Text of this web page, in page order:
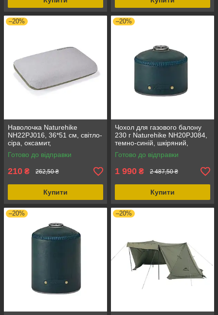
–20%
Наволочка Naturehike
NH22PJ016, 36*51 см, світло-
сіра, оксамит,
антибактеріальна обробка,
для надувної подушки
Готово до відправки
210 ₴ 262,50 ₴
Купити
–20%
Чохол для газового балону
230 г Naturehike NH20PJ084,
темно-синій, шкіряний,
надійний захист, розмір
11,5х7 см
Готово до відправки
1 990 ₴ 2 487,50 ₴
Купити
–20% –20%